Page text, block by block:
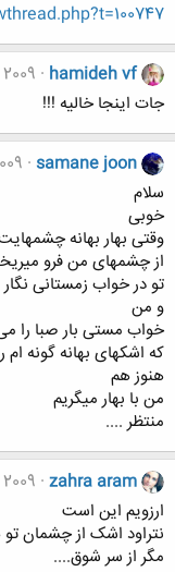
hamideh vf
جات اینجا خالیه !!!
samane joon
سلام
خوبی
وقتی بهار بهانه
از چشمهای من فرو
تو در خواب زمستانی
و من
خواب مستی بار صبا را
که اشکهای بهانه گونه
هنوز هم
من با بهار میگریم
منتظر ....
zahra aram
ارزویم این است
نتراود اشک از چشمان تو
مگر از سر شوق....